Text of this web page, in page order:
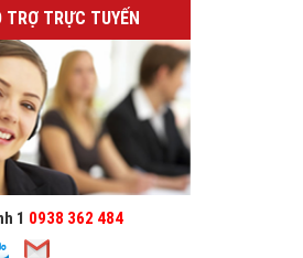
TRỢ TRỰC TUYẾN
1 0938 362 484